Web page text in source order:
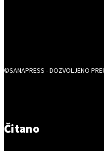
©SANAPRESS - DOZVOLJENO
Čitano